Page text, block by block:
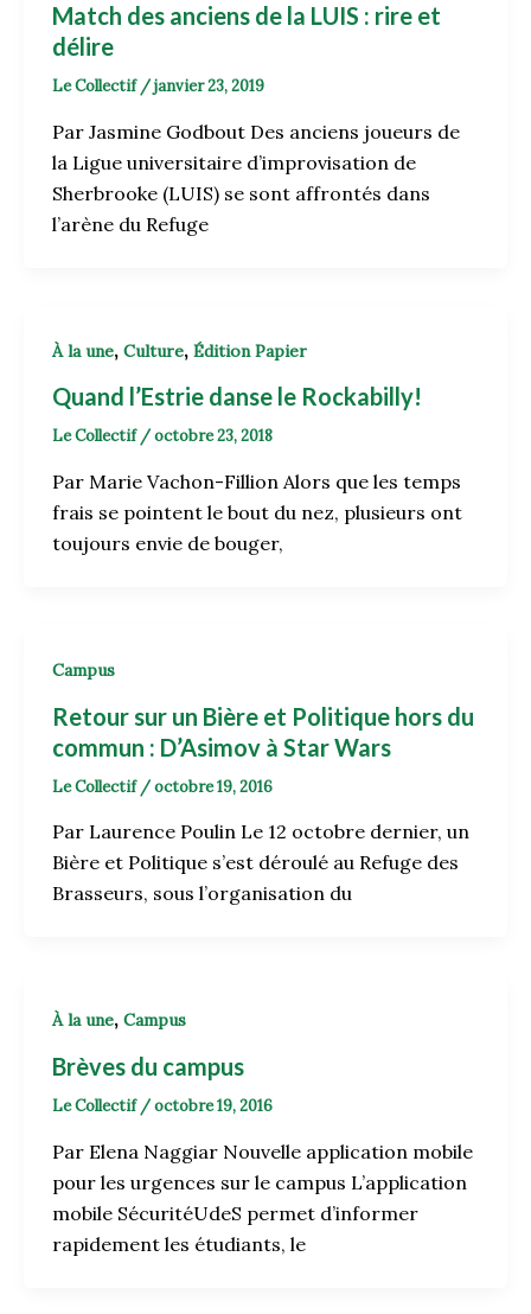
Match des anciens de la LUIS : rire et
délire
Le Collectif /janvier 23, 2019
Par Jasmine Godbout Des anciens joueurs de
la Ligue universitaire d’improvisation de
Sherbrooke (LUIS) se sont affrontés dans
l’arène du Refuge
À la une, Culture, Édition Papier
Quand l’Estrie danse le Rockabilly!
Le Collectif/octobre 23, 2018
Par Marie Vachon-Fillion Alors que les temps
frais se pointent le bout du nez, plusieurs ont
toujours envie de bouger,
Campus
Retour sur un Bière et Politique hors du
commun : D’Asimov à Star Wars
Le Collectif /octobre 19, 2016
Par Laurence Poulin Le 12 octobre dernier, un
Bière et Politique s’est déroulé au Refuge des
Brasseurs, sous l’organisation du
À la une, Campus
Brèves du campus
Le Collectif /octobre 19, 2016
Par Elena Naggiar Nouvelle application mobile
pour les urgences sur le campus L’application
mobile SécuritéUdeS permet d’informer
rapidement les étudiants, le